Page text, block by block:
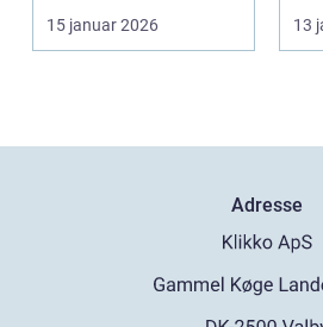
en lang række
virksomh...
15 januar 2026 13
Adresse